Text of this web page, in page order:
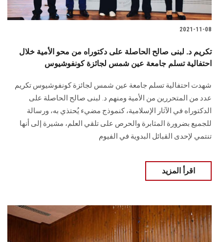
الخريجين
الزائـرون
سجل الان
2021-11-08
تكريم د. لبنى صالح الحاصلة على دكتوراه من محو الأمية خلال
احتفالية تسلم جامعة عين شمس لجائزة كونفوشيوس
شهدت احتفالية تسلم جامعة عين شمس لجائزة كونفوشيوس تكريم
عدد من المتحررين من الأمية ومنهم د. لبنى صالح الحاصلة على
الدكتوراه في الآثار الإسلامية، كنموذج مضيء يُحتذي به، ورسالة
للجميع بضرورة المثابرة والحرص على تلقي العلم، مشيرة إلى أنها
تنتمي لإحدى القبائل البدوية في الفيوم
اقرأ المزيد